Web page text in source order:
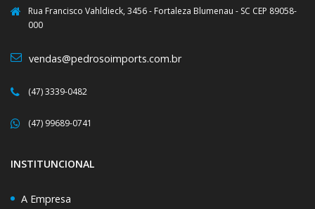
Rua Francisco Vahldieck, 3456 - Fortaleza Blumenau - SC CEP 89058-
000
vendas@pedrosoimports.com.br
(47) 3339-0482
(47) 99689-0741
INSTITUNCIONAL
A Empresa